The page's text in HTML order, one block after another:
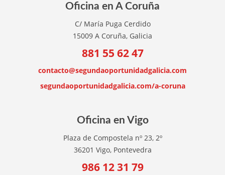
Oficina en A Coruña
C/ María Puga Cerdido
15009 A Coruña, Galicia
881 55 62 47
contacto@segundaoportunidadgalicia.com
segundaoportunidadgalicia.com/a-coruna
Oficina en Vigo
Plaza de Compostela nº 23, 2º
36201 Vigo, Pontevedra
986 12 31 79